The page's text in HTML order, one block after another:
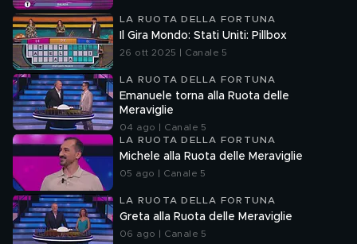
LA RUOTA DELLA FORTUNA
Il Gira Mondo: Stati Uniti: Pillbox
26 ott 2025 | Canale 5
LA RUOTA DELLA FORTUNA
Emanuele torna alla Ruota delle
Meraviglie
04 ago | Canale 5
LA RUOTA DELLA FORTUNA
Michele alla Ruota delle Meraviglie
05 ago | Canale 5
LA RUOTA DELLA FORTUNA
Greta alla Ruota delle Meraviglie
06 ago | Canale 5